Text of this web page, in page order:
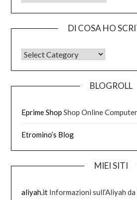
DI COSA HO
DI COSA HO SCRITTO
BLOGROLL
Eprime Shop Shop Online Computer
Etromino’s Blog
MIEI SITI
aliyah.it Informazioni sull’Aliyah